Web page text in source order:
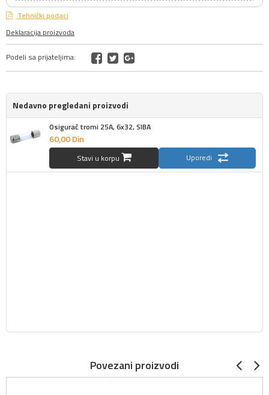
Tehnički podaci
Deklaracija proizvoda
Podeli sa prijateljima:
Nedavno pregledani proizvodi
Osigurač tromi 25A, 6x32, SIBA
60,00Din
Stavi u korpu Uporedi
Povezani proizvodi